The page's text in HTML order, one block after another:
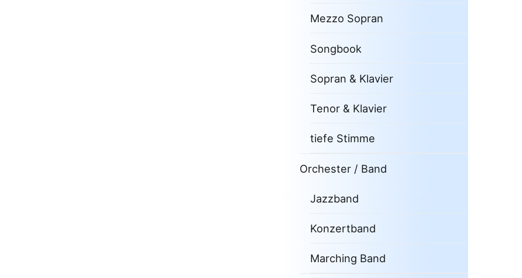
Mezzo Sopran
Songbook
Sopran & Klavier
Tenor & Klavier
tiefe Stimme
Orchester / Band
Jazzband
Konzertband
Marching Band